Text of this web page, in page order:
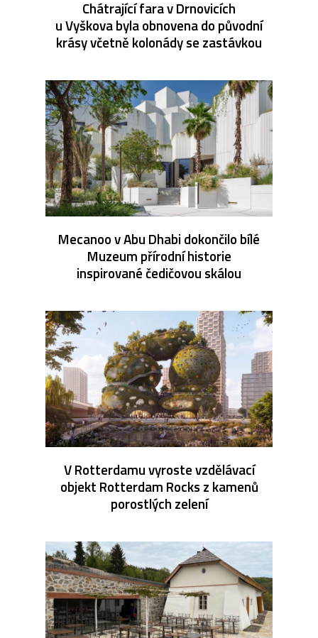
Chátrající fara v Drnovicích
u Vyškova byla obnovena do původní
krásy včetně kolonády se zastávkou
Mecanoo v Abu Dhabi dokončilo bílé
Muzeum přírodní historie
inspirované čedičovou skálou
V Rotterdamu vyroste vzdělávací
objekt Rotterdam Rocks z kamenů
porostlých zelení